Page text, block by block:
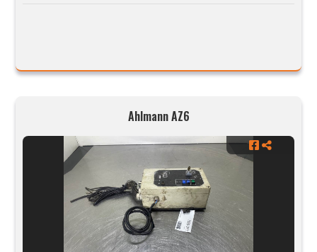
Ahlmann AZ6